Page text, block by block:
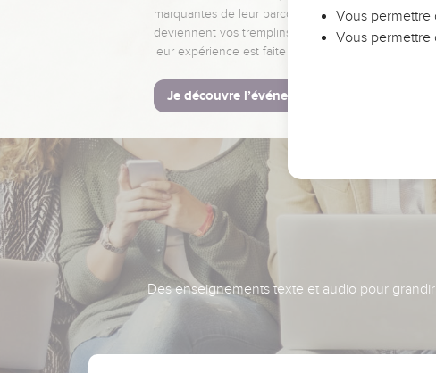
marquantes de leur parcours et les clés pour
deviennent vos tremplins. Que vous guidiez un
leur expérience est faite pour vous.
Je découvre l’événement
Des enseignements texte et audio pour
Vous permettre
Vous permettre